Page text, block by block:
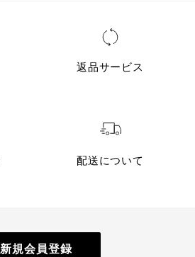
返品サービス
配送について
新規会員登録